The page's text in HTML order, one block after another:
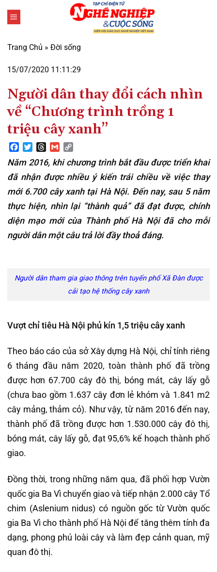
qua
dung
Trang Chủ » Đời sống
15/07/2020 11:11:29
Người dân thay đổi cách nhìn
về “Chương trình trồng 1
triệu cây xanh”
Facebook
TwitterThreads
Gmail
Link
Năm 2016, khi chương trình bắt đầu được triển khai
đã nhận được nhiều ý kiến trái chiều về việc thay
mới 6.700 cây xanh tại Hà Nội. Đến nay, sau 5 năm
thực hiện, nhìn lại “thành quả” đã đạt được, chính
diện mạo mới cùa Thành phố Hà Nội đã cho mỗi
người dân một câu trả lời đầy thoả đáng.
Người dân tham gia giao thông trên tuyến phố Xã Đàn được
cải tạo hệ thống cây xanh
Vượt chỉ tiêu Hà Nội phủ kín 1,5 triệu cây xanh
Theo báo cáo của sở Xây dựng Hà Nội, chỉ tính riêng
6 tháng đầu năm 2020, toàn thành phố đã trồng
được hơn 67.700 cây đô thị, bóng mát, cây lấy gỗ
(chưa bao gồm 1.637 cây đơn lẻ khóm và 1.841 m2
cây mảng, thảm cỏ). Như vậy, từ năm 2016 đến nay,
thành phố đã trồng được hơn 1.530.000 cây đô thị,
bóng mát, cây lấy gỗ, đạt 95,6% kế hoạch thành phố
giao.
Đồng thời, trong những năm qua, đã phối hợp Vườn
quốc gia Ba Vì chuyển giao và tiếp nhận 2.000 cây Tổ
chim (Aslenium nidus) có nguồn gốc từ Vườn quốc
gia Ba Vì cho thành phố Hà Nội để tăng thêm tính đa
dạng, phong phú loài cây và làm đẹp cảnh quan, mỹ
quan đô thị.